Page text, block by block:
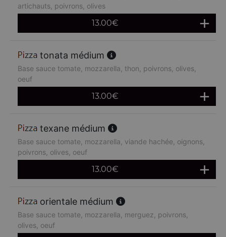
artichauts, poivrons, olives
13.00€
tonata médium
Base sauce tomate, mozzarella, thon, poivrons, olives,
oeuf
13.00€
texane médium
Base sauce tomate, mozzarella, viande hachée, oignons,
poivrons, olives, oeuf
13.00€
orientale médium
Base sauce tomate, mozzarella, merguez, poivrons,
olives, oeuf